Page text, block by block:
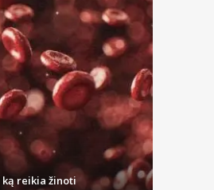
gerokai mažesniu biologiškai
reikia žinoti